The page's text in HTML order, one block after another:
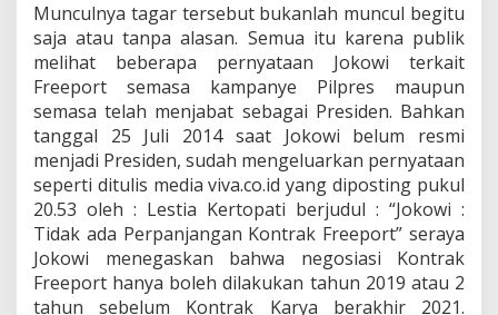
i
Munculnya tagar tersebut bukanlah muncul begitu
saja atau tanpa alasan. Semua itu karena publik
melihat beberapa pernyataan Jokowi terkait
Freeport semasa kampanye Pilpres maupun
semasa telah menjabat sebagai Presiden. Bahkan
tanggal 25 Juli 2014 saat Jokowi belum resmi
menjadi Presiden, sudah mengeluarkan pernyataan
seperti ditulis media viva.co.id yang diposting pukul
20.53 oleh : Lestia Kertopati berjudul : “Jokowi :
Tidak ada Perpanjangan Kontrak Freeport” seraya
Jokowi menegaskan bahwa negosiasi Kontrak
Freeport hanya boleh dilakukan tahun 2019 atau 2
tahun sebelum Kontrak Karya berakhir 2021.